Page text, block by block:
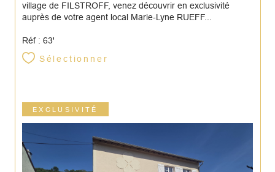
village de FILSTROFF, venez découvrir en exclusivité
auprès de votre agent local Marie-Lyne RUEFF...
Réf : 63'
Sélectionner
EXCLUSIVITÉ